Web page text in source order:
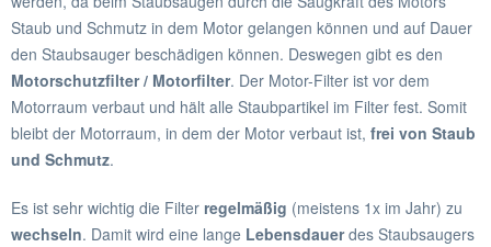
Staub und Schmutz in dem Motor gelangen können und auf Dauer
den Staubsauger beschädigen können. Deswegen gibt es den
Motorschutzfilter / Motorfilter. Der Motor-Filter ist vor dem
Motorraum verbaut und hält alle Staubpartikel im Filter fest. Somit
bleibt der Motorraum, in dem der Motor verbaut ist, frei von Staub
und Schmutz.
Es ist sehr wichtig die Filter regelmäßig (meistens 1x im Jahr) zu
wechseln. Damit wird eine lange Lebensdauerdes Staubsaugers